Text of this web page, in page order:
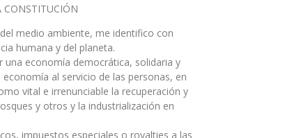
CONSTITUCIÓN
medio ambiente, me identifico con
humana y del planeta.
una economía democrática, solidaria y
al servicio de las personas, en
vital e irrenunciable la recuperación y
y otros y la industrialización en
impuestos especiales o royalties a las